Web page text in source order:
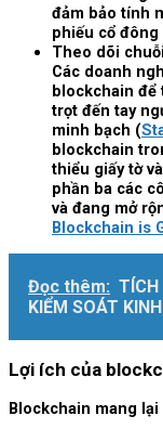
đảm bảo tính
phiếu cổ đông
Theo dõi
Các doanh
blockchain để
trọt đến tay
minh bạch (
blockchain
thiểu giấy tờ
phần ba các
và đang mở
Blockchain is
Đọc thêm: TÍCH
KIỂM SOÁT
Lợi ích của
Blockchain mang